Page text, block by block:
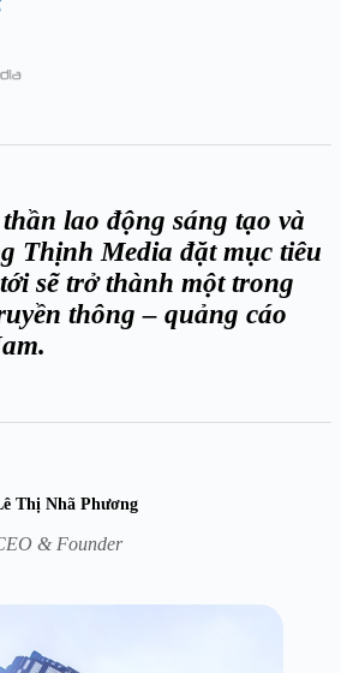
lao động sáng tạo và
Thịnh Media đặt mục tiêu
sẽ trở thành một trong
thông – quảng cáo
Thị Nhã Phương
& Founder